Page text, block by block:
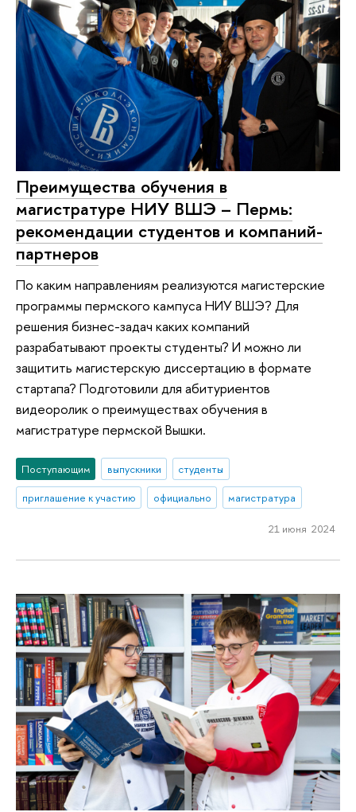
Преимущества обучения в
магистратуре НИУ ВШЭ – Пермь:
рекомендации студентов и компаний-
партнеров
По каким направлениям реализуются магистерские
программы пермского кампуса НИУ ВШЭ? Для
решения бизнес-задач каких компаний
разрабатывают проекты студенты? И можно ли
защитить магистерскую диссертацию в формате
стартапа? Подготовили для абитуриентов
видеоролик о преимуществах обучения в
магистратуре пермской Вышки.
Поступающим выпускники
студенты
приглашение к участию
официально магистратура
21 июня 2024